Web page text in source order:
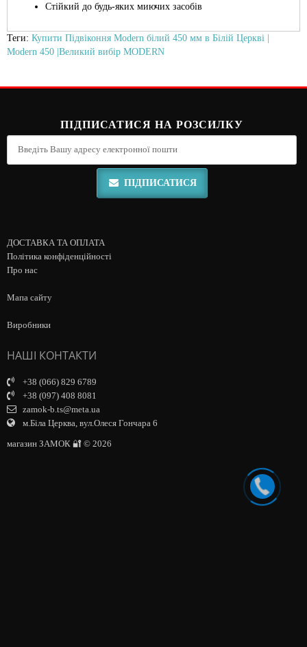
Стійкий до будь-яких миючих засобів
Теги: Купити Підвіконня Modern білий 450 мм в Білій Церкві |
Modern 450 |Великий вибір MODERN
ПІДПИСАТИСЯ НА РОЗСИЛКУ
ПІДПИСАТИСЯ
ДОСТАВКА ТА ОПЛАТА
Політика конфіденційності
Про нас
Мапа сайту
Виробники
НАШІ КОНТАКТИ
+38 (066) 829 6789
+38 (097) 408 8081
zamok-b.ts@meta.ua
м.Біла Церква, вул.Олеся Гончара 6
магазин ЗАМОК 🔐 © 2026